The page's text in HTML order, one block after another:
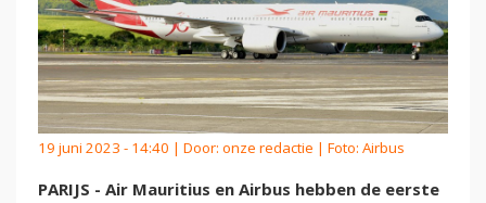
19 juni 2023 - 14:40 | Door: onze redactie | Foto: Airbus
PARIJS - Air Mauritius en Airbus hebben de eerste